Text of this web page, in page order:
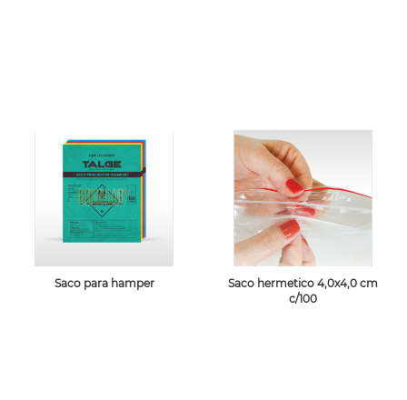
Saco para hamper
Saco hermetico 4,0x4,0 cm
c/100